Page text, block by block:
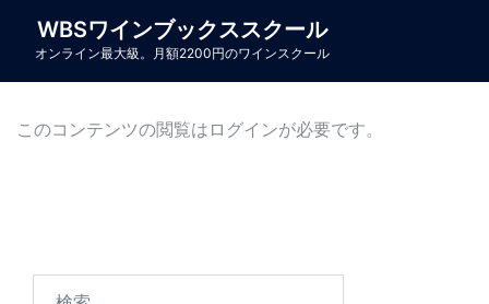
WBSワインブックススクール
オンライン最大級。月額2200円のワインスクール
このコンテンツの閲覧はログインが必要です。